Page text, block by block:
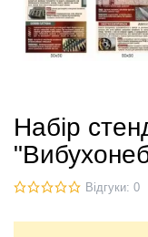
Набір
Відгуки: 0